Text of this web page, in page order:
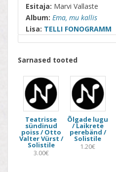
Esitaja: Marvi Vallaste
Album: Ema, mu kallis
Lisa: TELLI FONOGRAMM
Sarnased tooted
Teatrisse
sündinud
poiss / Otto
Valter Vürst /
Solistile
3.00€
Õlgade lugu
/ Laikrete
perebänd /
Solistile
1.20€